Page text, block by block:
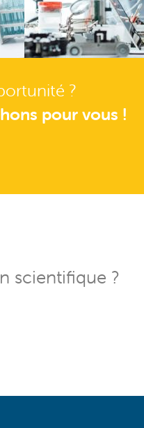
?
pour vous !
scientifique ?